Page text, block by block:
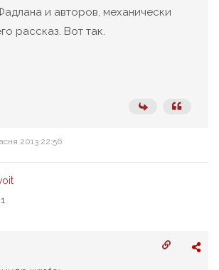
и авторов, механически
рассказ. Вот так.
2013 22:56